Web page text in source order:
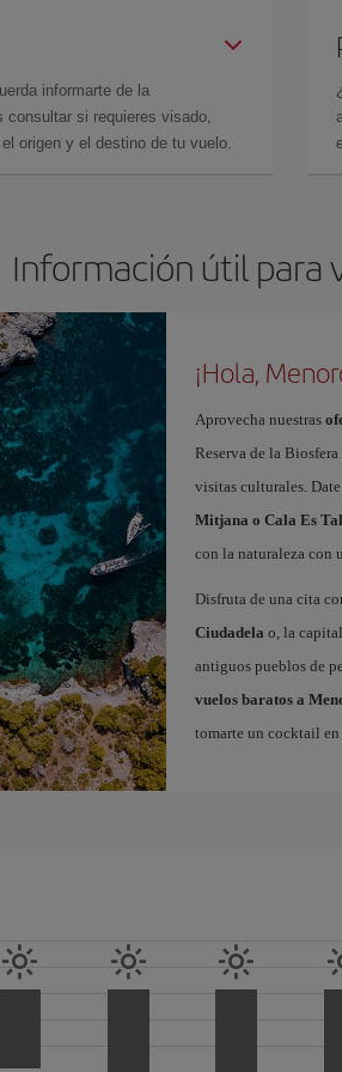
informarte de la
consultar si requieres visado,
origen y el destino de tu vuelo.
Información útil para
¡Hola,
Aprovecha nuestras
Reserva de la
visitas culturales.
Mitjana o Cala Es
con la naturaleza con
Disfruta de una cita
Ciudadela o, la
antiguos pueblos de
vuelos baratos a
tomarte un cocktail en